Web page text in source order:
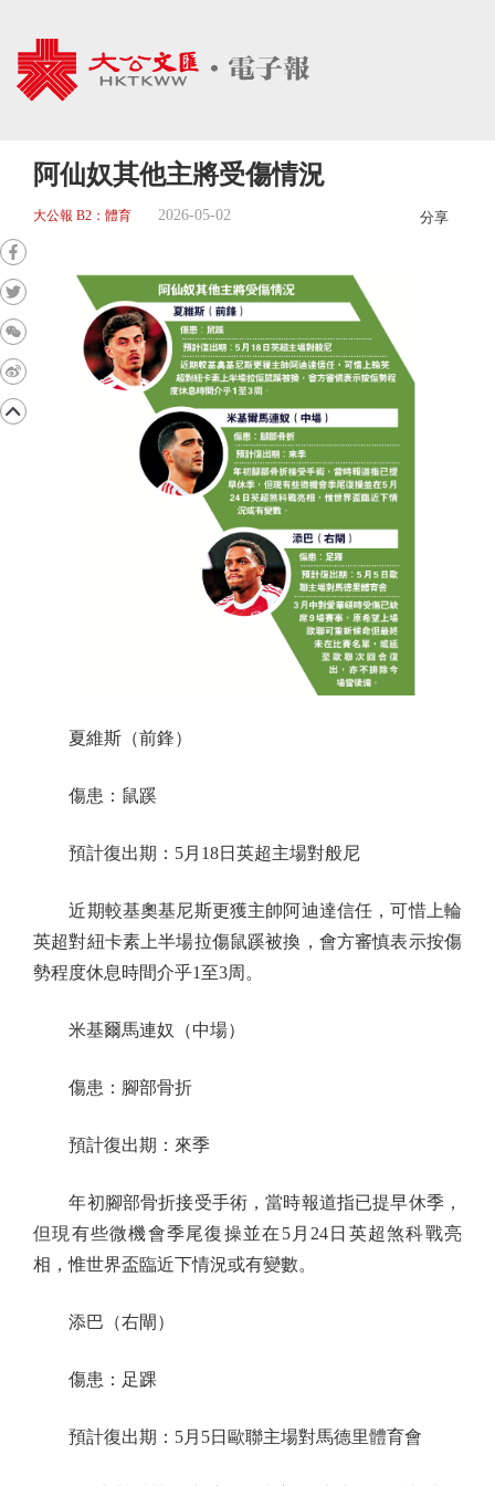
阿仙奴其他主將受傷情況
大公報 B2：體育 2026-05-02 分享
夏維斯（前鋒）
傷患：鼠蹊
預計復出期：5月18日英超主場對般尼
近期較基奧基尼斯更獲主帥阿迪達信任，可惜上輪
英超對紐卡素上半場拉傷鼠蹊被換，會方審慎表示按傷
勢程度休息時間介乎1至3周。
米基爾馬連奴（中場）
傷患：腳部骨折
預計復出期：來季
年初腳部骨折接受手術，當時報道指已提早休季，
但現有些微機會季尾復操並在5月24日英超煞科戰亮
相，惟世界盃臨近下情況或有變數。
添巴（右閘）
傷患：足踝
預計復出期：5月5日歐聯主場對馬德里體育會